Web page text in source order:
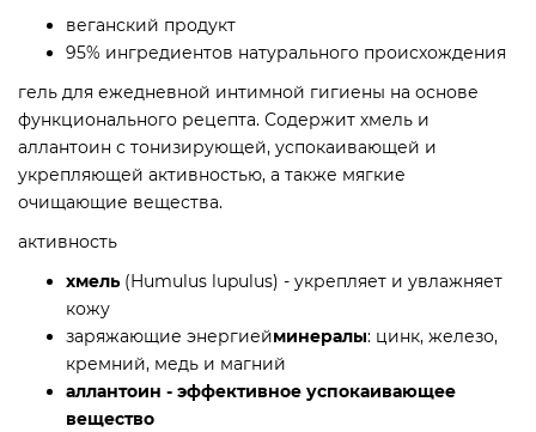
веганский продукт
95% ингредиентов натурального происхождения
гель для ежедневной интимной гигиены на основе
функционального рецепта. Содержит хмель и
аллантоин с тонизирующей, успокаивающей и
укрепляющей активностью, а также мягкие
очищающие вещества.
активность
хмель (Humulus lupulus) - укрепляет и увлажняет
кожу
заряжающие энергиейминералы: цинк, железо,
кремний, медь и магний
аллантоин - эффективное успокаивающее
вещество